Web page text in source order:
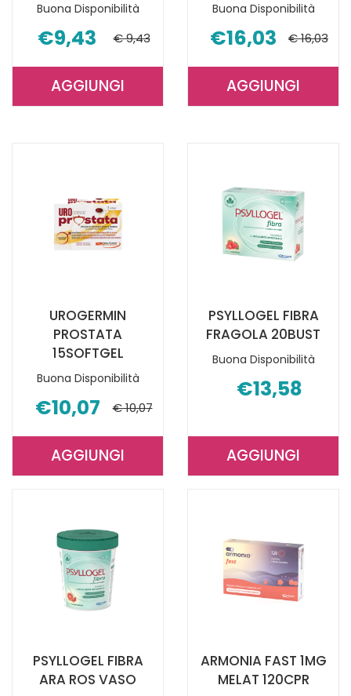
Buona Disponibilità
€9,43 € 9,43
AGGIUNGIAGGIUNGI PROLIFE
Buona Disponibilità
€16,03 € 16,03
AGGIUNGI
AGGIUNGI
UROGERMIN
PROSTATA
15SOFTGEL
Buona Disponibilità
€10,07 € 10,07
AGGIUNGIAGGIUNGI UROGERMIN
CARRELLO
PSYLLOGEL FIBRA
FRAGOLA 20BUST
Buona Disponibilità
€13,58
AGGIUNGI
AGGIUNGI
CARRELLO
PSYLLOGEL FIBRA
ARA ROS VASO
ARMONIA FAST 1MG
MELAT 120CPR